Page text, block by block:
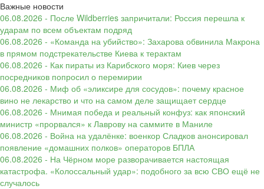
Важные новости
06.08.2026 - После Wildberries запричитали: Россия перешла к
ударам по всем объектам подряд
06.08.2026 - «Команда на убийство»: Захарова обвинила Макрона
в прямом подстрекательстве Киева к терактам
06.08.2026 - Как пираты из Карибского моря: Киев через
посредников попросил о перемирии
06.08.2026 - Миф об «эликсире для сосудов»: почему красное
вино не лекарство и что на самом деле защищает сердце
06.08.2026 - Мнимая победа и реальный конфуз: как японский
министр «прорвался» к Лаврову на саммите в Маниле
06.08.2026 - Война на удалёнке: военкор Сладков анонсировал
появление «домашних полков» операторов БПЛА
06.08.2026 - На Чёрном море разворачивается настоящая
катастрофа. «Колоссальный удар»: подобного за всю СВО ещё не
случалось